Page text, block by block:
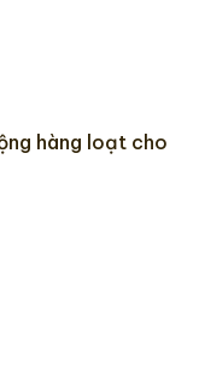
hàng loạt cho